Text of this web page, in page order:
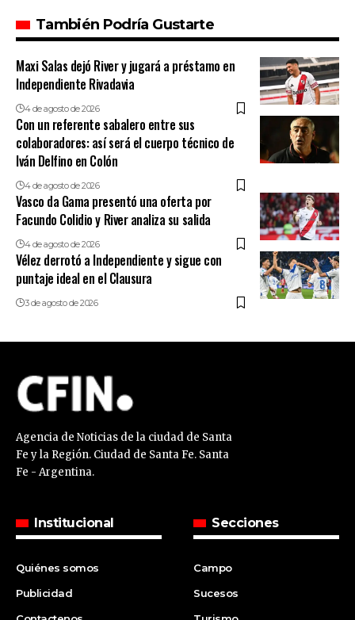
También Podría Gustarte
Maxi Salas dejó River y jugará a préstamo en
Independiente Rivadavia
4 de agosto de 2026
Con un referente sabalero entre sus
colaboradores: así será el cuerpo técnico de
Iván Delfino en Colón
4 de agosto de 2026
Vasco da Gama presentó una oferta por
Facundo Colidio y River analiza su salida
4 de agosto de 2026
Vélez derrotó a Independiente y sigue con
puntaje ideal en el Clausura
3 de agosto de 2026
Agencia de Noticias de la ciudad de Santa
Fe y la Región. Ciudad de Santa Fe. Santa
Fe - Argentina.
Institucional
Quiénes somos
Publicidad
Secciones
Campo
Sucesos